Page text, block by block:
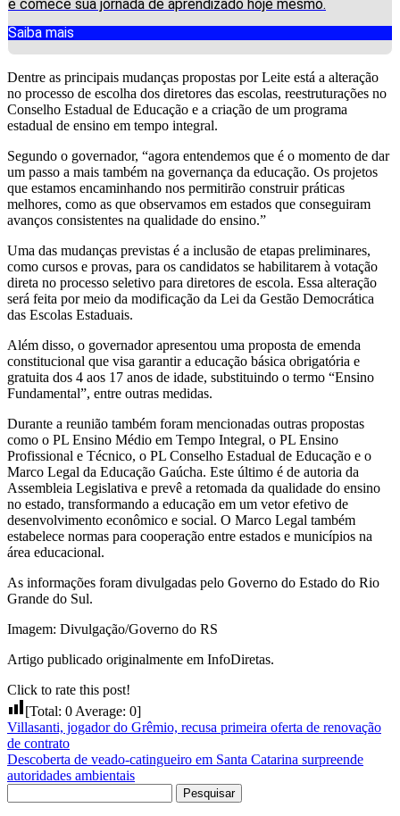
e comece sua jornada de aprendizado hoje mesmo.
Saiba mais
Dentre as principais mudanças propostas por Leite está a alteração
no processo de escolha dos diretores das escolas, reestruturações no
Conselho Estadual de Educação e a criação de um programa
estadual de ensino em tempo integral.
Segundo o governador, “agora entendemos que é o momento de dar
um passo a mais também na governança da educação. Os projetos
que estamos encaminhando nos permitirão construir práticas
melhores, como as que observamos em estados que conseguiram
avanços consistentes na qualidade do ensino.”
Uma das mudanças previstas é a inclusão de etapas preliminares,
como cursos e provas, para os candidatos se habilitarem à votação
direta no processo seletivo para diretores de escola. Essa alteração
será feita por meio da modificação da Lei da Gestão Democrática
das Escolas Estaduais.
Além disso, o governador apresentou uma proposta de emenda
constitucional que visa garantir a educação básica obrigatória e
gratuita dos 4 aos 17 anos de idade, substituindo o termo “Ensino
Fundamental”, entre outras medidas.
Durante a reunião também foram mencionadas outras propostas
como o PL Ensino Médio em Tempo Integral, o PL Ensino
Profissional e Técnico, o PL Conselho Estadual de Educação e o
Marco Legal da Educação Gaúcha. Este último é de autoria da
Assembleia Legislativa e prevê a retomada da qualidade do ensino
no estado, transformando a educação em um vetor efetivo de
desenvolvimento econômico e social. O Marco Legal também
estabelece normas para cooperação entre estados e municípios na
área educacional.
As informações foram divulgadas pelo Governo do Estado do Rio
Grande do Sul.
Imagem: Divulgação/Governo do RS
Artigo publicado originalmente em InfoDiretas.
Click to rate this post!
[Total: 0 Average: 0]
Villasanti, jogador do Grêmio, recusa primeira oferta de renovação
de contrato
Descoberta de veado-catingueiro em Santa Catarina surpreende
autoridades ambientais
por: